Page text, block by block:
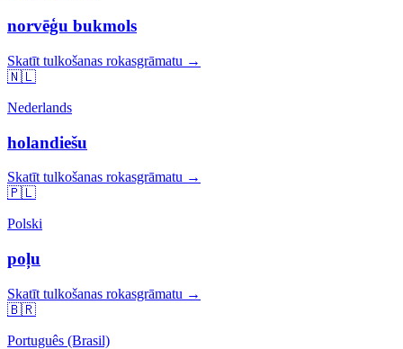
norvēģu bukmols
Skatīt tulkošanas rokasgrāmatu →
🇳🇱
Nederlands
holandiešu
Skatīt tulkošanas rokasgrāmatu →
🇵🇱
Polski
poļu
Skatīt tulkošanas rokasgrāmatu →
🇧🇷
Português (Brasil)